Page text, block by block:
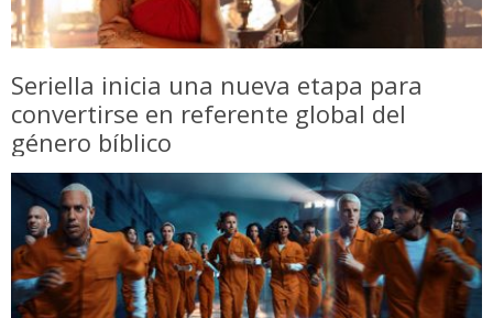
Seriella inicia una nueva etapa para
convertirse en referente global del
género bíblico